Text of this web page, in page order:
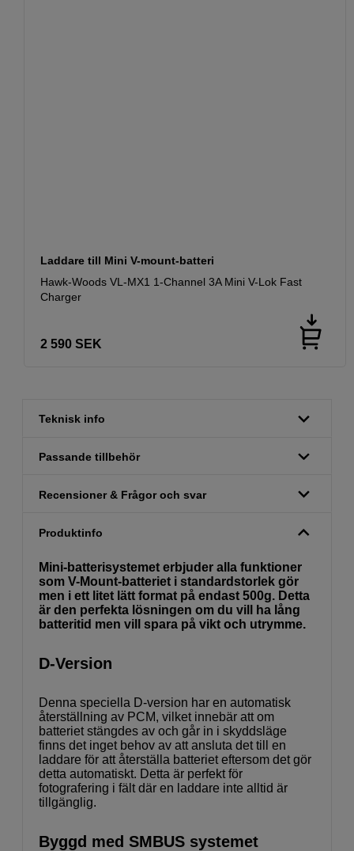
Laddare till Mini V-mount-batteri
Hawk-Woods VL-MX1 1-Channel 3A Mini V-Lok Fast
Charger
2 590 SEK
Teknisk info
Passande tillbehör
Recensioner & Frågor och svar
Produktinfo
Mini-batterisystemet erbjuder alla funktioner
som V-Mount-batteriet i standardstorlek gör
men i ett litet lätt format på endast 500g. Detta
är den perfekta lösningen om du vill ha lång
batteritid men vill spara på vikt och utrymme.
D-Version
Denna speciella D-version har en automatisk
återställning av PCM, vilket innebär att om
batteriet stängdes av och går in i skyddsläge
finns det inget behov av att ansluta det till en
laddare för att återställa batteriet eftersom det gör
detta automatiskt. Detta är perfekt för
fotografering i fält där en laddare inte alltid är
tillgänglig.
Byggd med SMBUS systemet